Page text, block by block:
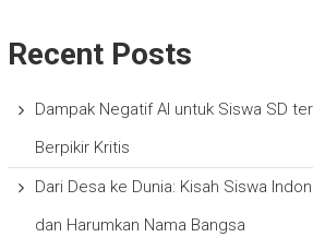
Recent Posts
Dampak Negatif AI untuk Siswa SD
Berpikir Kritis
Dari Desa ke Dunia: Kisah Siswa
dan Harumkan Nama Bangsa